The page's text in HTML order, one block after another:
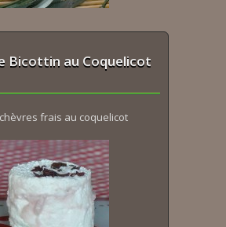
Bicottin au Coquelicot
frais au coquelicot